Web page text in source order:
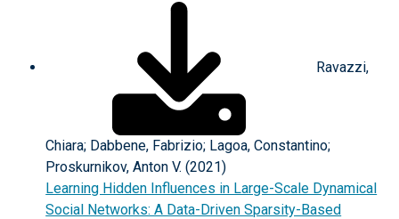
Ravazzi,
Chiara; Dabbene, Fabrizio; Lagoa, Constantino;
Proskurnikov, Anton V. (2021)
Learning Hidden Influences in Large-Scale Dynamical
Social Networks: A Data-Driven Sparsity-Based